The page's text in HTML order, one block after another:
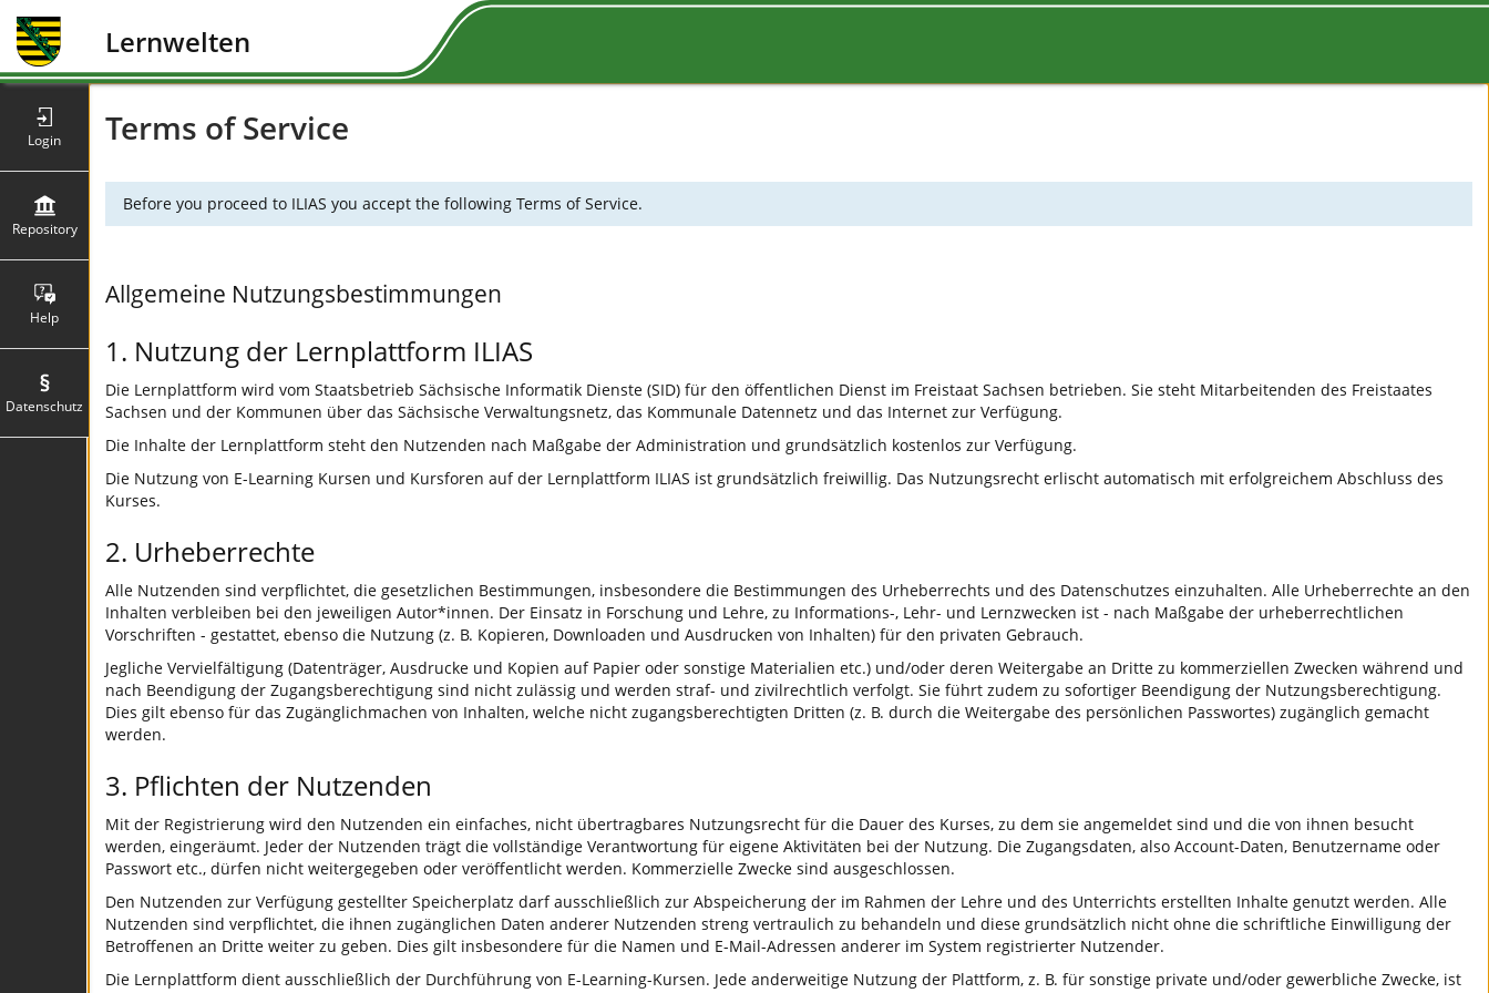
Lernwelten
Login
Repository
Help
Datenschutz
Terms of Service
Before you proceed to ILIAS you accept the following Terms of Service.
Allgemeine Nutzungsbestimmungen
1. Nutzung der Lernplattform ILIAS
Die Lernplattform wird vom Staatsbetrieb Sächsische Informatik Dienste (SID) für den öffentlichen Dienst im Freistaat Sachsen betrieben. Sie steht Mitarbeitenden des Freistaates
Sachsen und der Kommunen über das Sächsische Verwaltungsnetz, das Kommunale Datennetz und das Internet zur Verfügung.
Die Inhalte der Lernplattform steht den Nutzenden nach Maßgabe der Administration und grundsätzlich kostenlos zur Verfügung.
Die Nutzung von E-Learning Kursen und Kursforen auf der Lernplattform ILIAS ist grundsätzlich freiwillig. Das Nutzungsrecht erlischt automatisch mit erfolgreichem Abschluss des
Kurses.
2. Urheberrechte
Alle Nutzenden sind verpflichtet, die gesetzlichen Bestimmungen, insbesondere die Bestimmungen des Urheberrechts und des Datenschutzes einzuhalten. Alle Urheberrechte an den
Inhalten verbleiben bei den jeweiligen Autor*innen. Der Einsatz in Forschung und Lehre, zu Informations-, Lehr- und Lernzwecken ist - nach Maßgabe der urheberrechtlichen
Vorschriften - gestattet, ebenso die Nutzung (z. B. Kopieren, Downloaden und Ausdrucken von Inhalten) für den privaten Gebrauch.
Jegliche Vervielfältigung (Datenträger, Ausdrucke und Kopien auf Papier oder sonstige Materialien etc.) und/oder deren Weitergabe an Dritte zu kommerziellen Zwecken während und
nach Beendigung der Zugangsberechtigung sind nicht zulässig und werden straf- und zivilrechtlich verfolgt. Sie führt zudem zu sofortiger Beendigung der Nutzungsberechtigung.
Dies gilt ebenso für das Zugänglichmachen von Inhalten, welche nicht zugangsberechtigten Dritten (z. B. durch die Weitergabe des persönlichen Passwortes) zugänglich gemacht
werden.
3. Pflichten der Nutzenden
Mit der Registrierung wird den Nutzenden ein einfaches, nicht übertragbares Nutzungsrecht für die Dauer des Kurses, zu dem sie angemeldet sind und die von ihnen besucht
werden, eingeräumt. Jeder der Nutzenden trägt die vollständige Verantwortung für eigene Aktivitäten bei der Nutzung. Die Zugangsdaten, also Account-Daten, Benutzername oder
Passwort etc., dürfen nicht weitergegeben oder veröffentlicht werden. Kommerzielle Zwecke sind ausgeschlossen.
Den Nutzenden zur Verfügung gestellter Speicherplatz darf ausschließlich zur Abspeicherung der im Rahmen der Lehre und des Unterrichts erstellten Inhalte genutzt werden. Alle
Nutzenden sind verpflichtet, die ihnen zugänglichen Daten anderer Nutzenden streng vertraulich zu behandeln und diese grundsätzlich nicht ohne die schriftliche Einwilligung der
Betroffenen an Dritte weiter zu geben. Dies gilt insbesondere für die Namen und E-Mail-Adressen anderer im System registrierter Nutzender.
Die Lernplattform dient ausschließlich der Durchführung von E-Learning-Kursen. Jede anderweitige Nutzung der Plattform, z. B. für sonstige private und/oder gewerbliche Zwecke, ist